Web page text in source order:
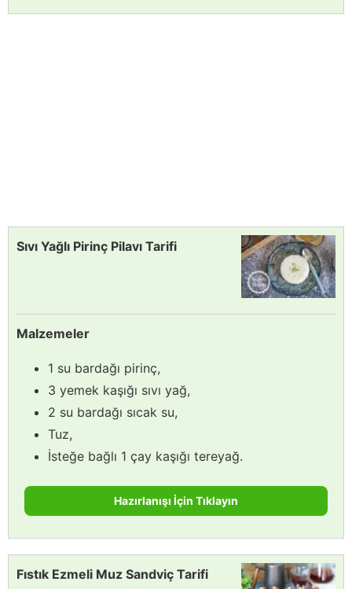
Sıvı Yağlı Pirinç Pilavı Tarifi
Malzemeler
1 su bardağı pirinç,
3 yemek kaşığı sıvı yağ,
2 su bardağı sıcak su,
Tuz,
İsteğe bağlı 1 çay kaşığı tereyağ.
Hazırlanışı İçin Tıklayın
Fıstık Ezmeli Muz Sandviç Tarifi